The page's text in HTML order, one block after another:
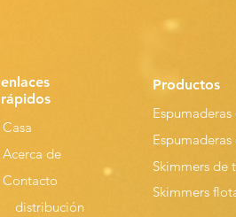
enlaces
rápidos
Casa
Acerca de
Contacto
distribución
Productos
Skimmers de
Skimmers